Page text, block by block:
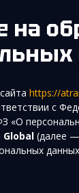
https://
с
«О
(далее